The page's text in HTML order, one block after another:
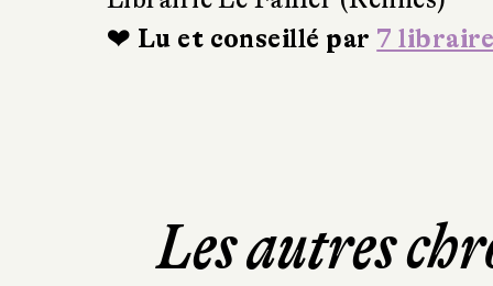
❤ Lu et conseillé par 7
Les autres